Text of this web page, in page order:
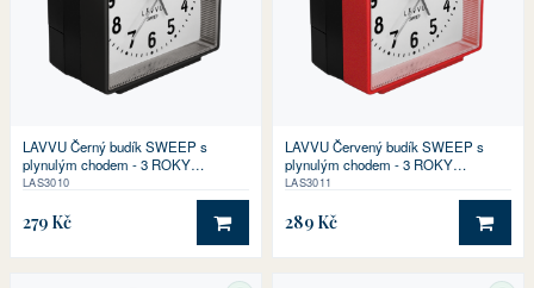
LAVVU Černý budík SWEEP s
plynulým chodem - 3 ROKY
ZÁRUKA!
LAS3010
279 Kč DO KOŠÍKU
LAVVU Červený budík SWEEP s
plynulým chodem - 3 ROKY
ZÁRUKA!
LAS3011
289 Kč DO